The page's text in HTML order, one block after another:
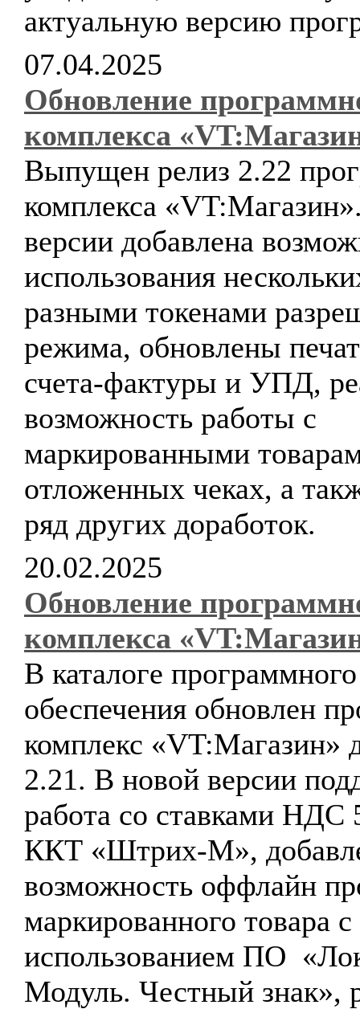
актуальную версию
07.04.2025
Обновление
комплекса
Выпущен релиз 2.22
комплекса
версии добавлена
использования
разными токенами
режима, обновлены
счета-фактуры и УПД,
возможность работы с
маркированными
отложенных чеках, а
ряд других доработок.
20.02.2025
Обновление
комплекса
В каталоге программного
обеспечения обновлен
комплекс «VT:Магазин»
2.21. В новой версии
работа со ставками НДС
ККТ «Штрих-М»,
возможность оффлайн
маркированного товара с
использованием ПО
Модуль. Честный знак»,